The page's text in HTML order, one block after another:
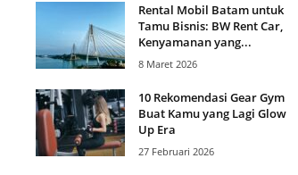
Rental Mobil Batam untuk
Tamu Bisnis: BW Rent Car,
Kenyamanan yang...
8 Maret 2026
10 Rekomendasi Gear Gym
Buat Kamu yang Lagi Glow
Up Era
27 Februari 2026